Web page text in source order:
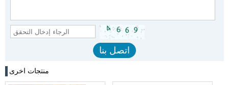
منتجات اخرى